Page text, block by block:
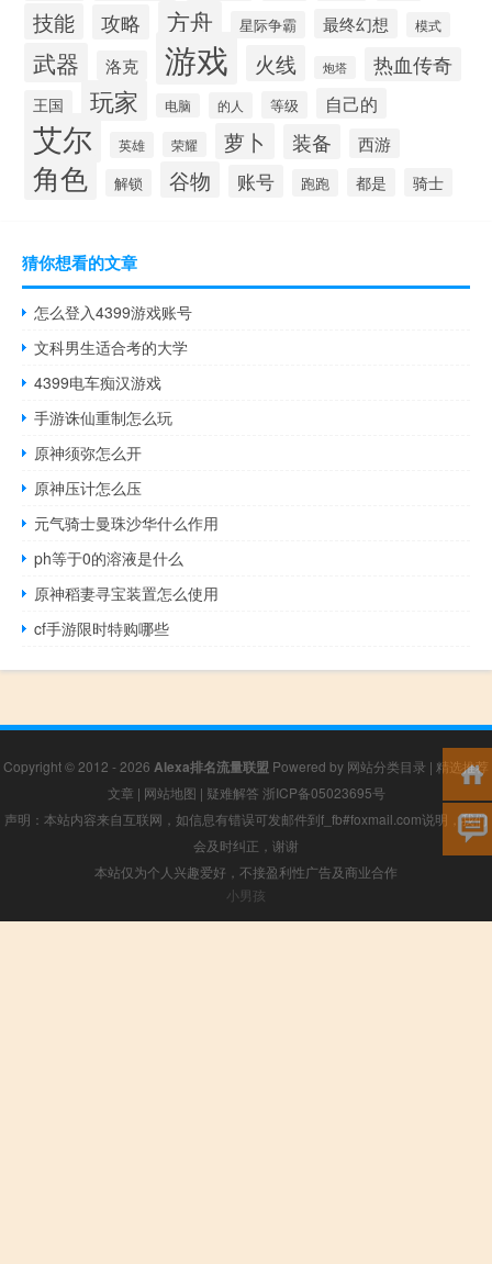
技能 攻略 方舟 星际争霸 最终幻想 模式
武器 洛克 游戏 火线 炮塔 热血传奇
王国 玩家 电脑 的人 等级 自己的
艾尔 英雄 荣耀 萝卜 装备 西游
角色 解锁 谷物 账号 跑跑 都是 骑士
猜你想看的文章
怎么登入4399游戏账号
文科男生适合考的大学
4399电车痴汉游戏
手游诛仙重制怎么玩
原神须弥怎么开
原神压计怎么压
元气骑士曼珠沙华什么作用
ph等于0的溶液是什么
原神稻妻寻宝装置怎么使用
cf手游限时特购哪些
Copyright © 2012 - 2026 Alexa排名流量联盟 Powered by 网站分类目录 | 精选推荐
文章 | 网站地图 | 疑难解答 浙ICP备05023695号
声明：本站内容来自互联网，如信息有错误可发邮件到f_fb#foxmail.com说明，我们
会及时纠正，谢谢
本站仅为个人兴趣爱好，不接盈利性广告及商业合作
小男孩